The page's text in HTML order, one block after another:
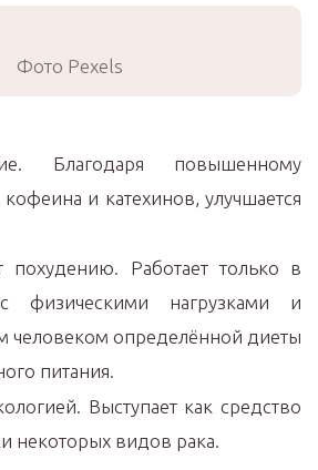
Фото Pexels
Благодаря повышенному
и катехинов, улучшается
похудению. Работает только в
физическими нагрузками и
человеком определённой диеты
питания.
Выступает как средство
некоторых видов рака.